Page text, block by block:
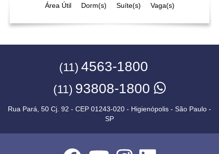
Área Útil
Dorm(s)
Suíte(s)
Vaga(s)
(11) 4563-1800
(11) 93808-1800
Rua Pará, 50 Cj. 92 - CEP 01243-020 - Higienópolis - São Paulo -
SP